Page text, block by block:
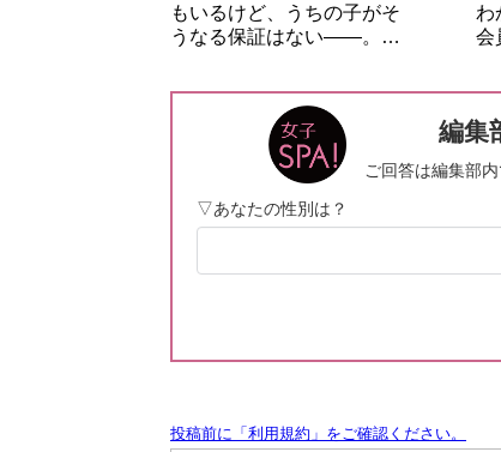
もいるけど、うちの子がそ
うなる保証はない――。…
わ
会